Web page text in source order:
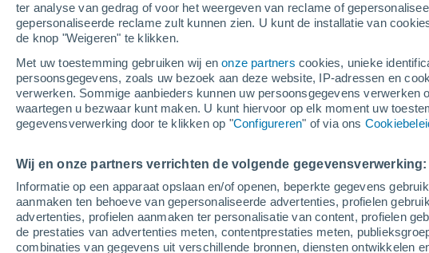
ter analyse van gedrag of voor het weergeven van reclame of
gepersonaliseerde reclame zult kunnen zien. U kunt de installatie van
de knop "Weigeren" te klikken.
Met uw toestemming gebruiken wij enonze partners cookies, unieke
persoonsgegevens, zoals uw bezoek aan deze website, IP-adressen en
verwerken. Sommige aanbieders kunnen uw persoonsgegevens verwerken
waartegen u bezwaar kunt maken. U kunt hiervoor op elk moment uw
gegevensverwerking door te klikken op "Configureren" of via ons
Wij en onze partners verrichten de volgende gegevensverwerking:
Informatie op een apparaat opslaan en/of openen, beperkte gegevens
aanmaken ten behoeve van gepersonaliseerde advertenties, profielen
advertenties, profielen aanmaken ter personalisatie van content, profielen
de prestaties van advertenties meten, contentprestaties meten,
combinaties van gegevens uit verschillende bronnen, diensten ontwikkelen
Weer 1 - 7 dagen Kaarten: Bewolking
Vandaag
9 Aug
40° / 22°
Morgen
10 Aug
37° / 26°
Dinsdag
11 Aug
33° / 24°
Woensdag
12 Aug
35° / 23°